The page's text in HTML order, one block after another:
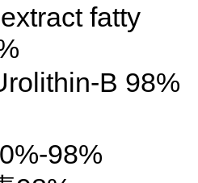
fatty
B 98%
98%